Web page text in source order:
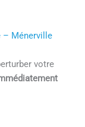
– Ménerville
votre